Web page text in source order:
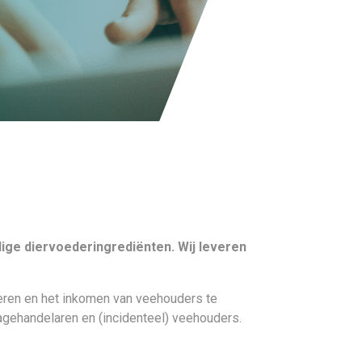
diervoederingrediënten. Wij leveren
en het inkomen van veehouders te
en (incidenteel) veehouders.